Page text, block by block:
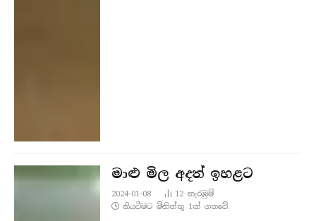
මාළු මිල අදත් ඉහළට
2024-01-08 12නැරඹු​ම්
කියවීමට මිනිත්තු 1ක් ගතවේ.